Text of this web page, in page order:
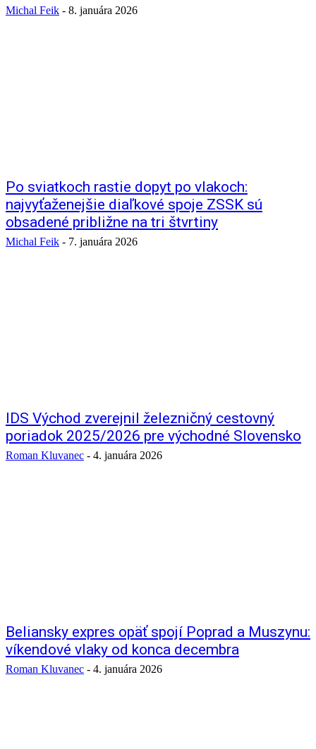
Michal Feik - 8. januára 2026
Po sviatkoch rastie dopyt po vlakoch:
najvyťaženejšie diaľkové spoje ZSSK sú
obsadené približne na tri štvrtiny
Michal Feik - 7. januára 2026
IDS Východ zverejnil železničný cestovný
poriadok 2025/2026 pre východné Slovensko
Roman Kluvanec - 4. januára 2026
Beliansky expres opäť spojí Poprad a Muszynu:
víkendové vlaky od konca decembra
Roman Kluvanec - 4. januára 2026